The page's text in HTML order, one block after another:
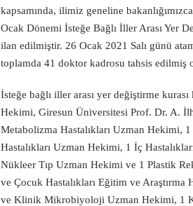
kapsamında, ilimiz geneline
Ocak Dönemi İsteğe Bağlı İller Arası Yer
ilan edilmiştir. 26 Ocak 2021 Salı günü
toplamda 41 doktor kadrosu tahsis edilmiş
İsteğe bağlı iller arası yer değiştirme
Hekimi, Giresun Üniversitesi Prof. Dr. A.
Metabolizma Hastalıkları Uzman Hekimi,
Hastalıkları Uzman Hekimi, 1 İç
Nükleer Tıp Uzman Hekimi ve 1 Plastik
ve Çocuk Hastalıkları Eğitim ve
ve Klinik Mikrobiyoloji Uzman Hekimi, 1